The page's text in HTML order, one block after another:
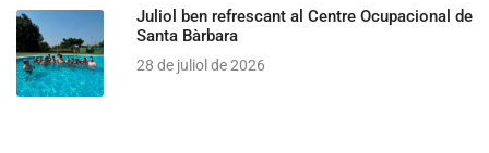
Juliol ben refrescant al Centre Ocupacional de
Santa Bàrbara
28 de juliol de 2026